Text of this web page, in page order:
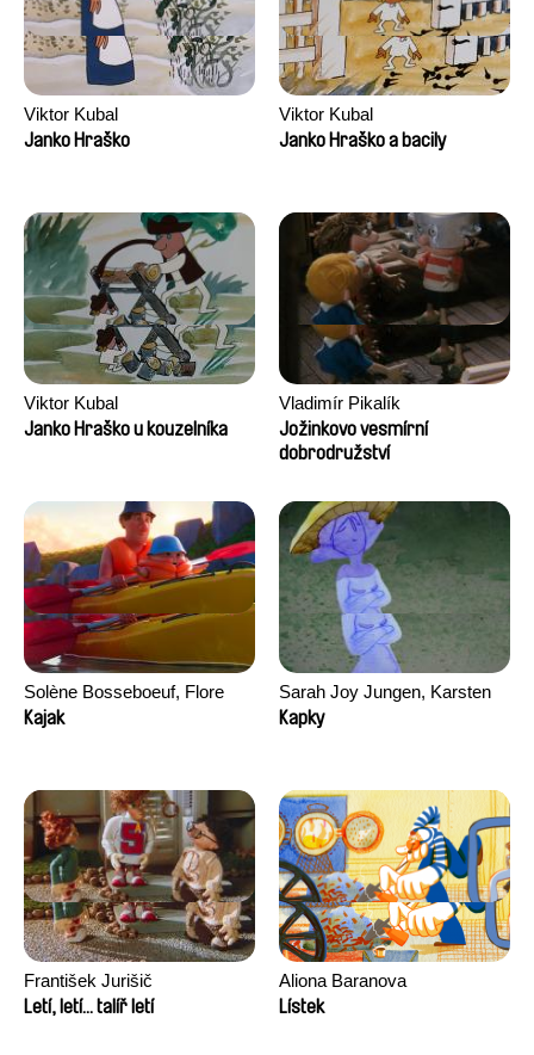
Viktor Kubal
Janko Hraško
Viktor Kubal
Janko Hraško a bacily
Viktor Kubal
Janko Hraško u kouzelníka
Vladimír Pikalík
Jožinkovo vesmírní
dobrodružství
Solène Bosseboeuf, Flore
Dechorgnat, Tiphaine Klein,
Kajak
Sarah Joy Jungen, Karsten
Kjærulf-Hoop
Kapky
František Jurišič
Letí, letí... talíř letí
Aliona Baranova
Lístek